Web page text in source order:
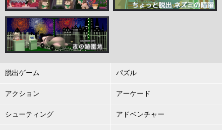
脱出ゲーム パズル
アクション アーケード
シューティング アドベンチャー